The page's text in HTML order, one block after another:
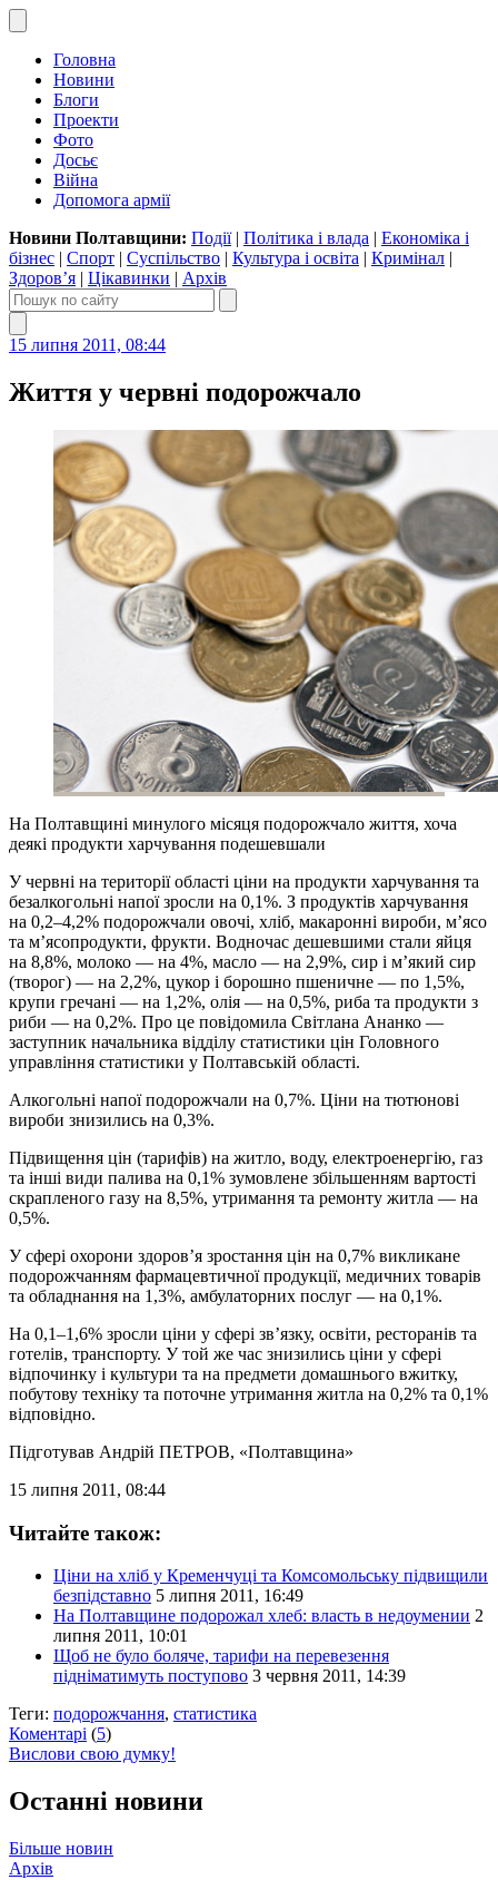
Головна
Новини
Блоги
Проекти
Фото
Досьє
Війна
Допомога армії
Новини Полтавщини: Події| Політика і влада | Економіка і
бізнес | Спорт | Суспільство | Культура і освіта | Кримінал |
Здоров’я | Цікавинки | Архів
15 липня 2011, 08:44
Життя у червні подорожчало
На Полтавщині минулого місяця подорожчало життя, хоча
деякі продукти харчування подешевшали
У червні на території області ціни на продукти харчування та
безалкогольні напої зросли на 0,1%. З продуктів харчування
на 0,2–4,2% подорожчали овочі, хліб, макаронні вироби, м’ясо
та м’ясопродукти, фрукти. Водночас дешевшими стали яйця
на 8,8%, молоко — на 4%, масло — на 2,9%, сир і м’який сир
(творог) — на 2,2%, цукор і борошно пшеничне — по 1,5%,
крупи гречані — на 1,2%, олія — на 0,5%, риба та продукти з
риби — на 0,2%. Про це повідомила Світлана Ананко —
заступник начальника відділу статистики цін Головного
управління статистики у Полтавській області.
Алкогольні напої подорожчали на 0,7%. Ціни на тютюнові
вироби знизились на 0,3%.
Підвищення цін (тарифів) на житло, воду, електроенергію, газ
та інші види палива на 0,1% зумовлене збільшенням вартості
скрапленого газу на 8,5%, утримання та ремонту житла — на
0,5%.
У сфері охорони здоров’я зростання цін на 0,7% викликане
подорожчанням фармацевтичної продукції, медичних товарів
та обладнання на 1,3%, амбулаторних послуг — на 0,1%.
На 0,1–1,6% зросли ціни у сфері зв’язку, освіти, ресторанів та
готелів, транспорту. У той же час знизились ціни у сфері
відпочинку і культури та на предмети домашнього вжитку,
побутову техніку та поточне утримання житла на 0,2% та 0,1%
відповідно.
Підготував Андрій ПЕТРОВ, «Полтавщина»
15 липня 2011, 08:44
Читайте також:
Ціни на хліб у Кременчуці та Комсомольську підвищили
безпідставно 5 липня 2011, 16:49
На Полтавщине подорожал хлеб: власть в недоумении 2
липня 2011, 10:01
Щоб не було боляче, тарифи на перевезення
підніматимуть поступово 3 червня 2011, 14:39
Теги: подорожчання, статистика
Коментарі (5)
Вислови свою думку!
Останні новини
Більше новин
Архів